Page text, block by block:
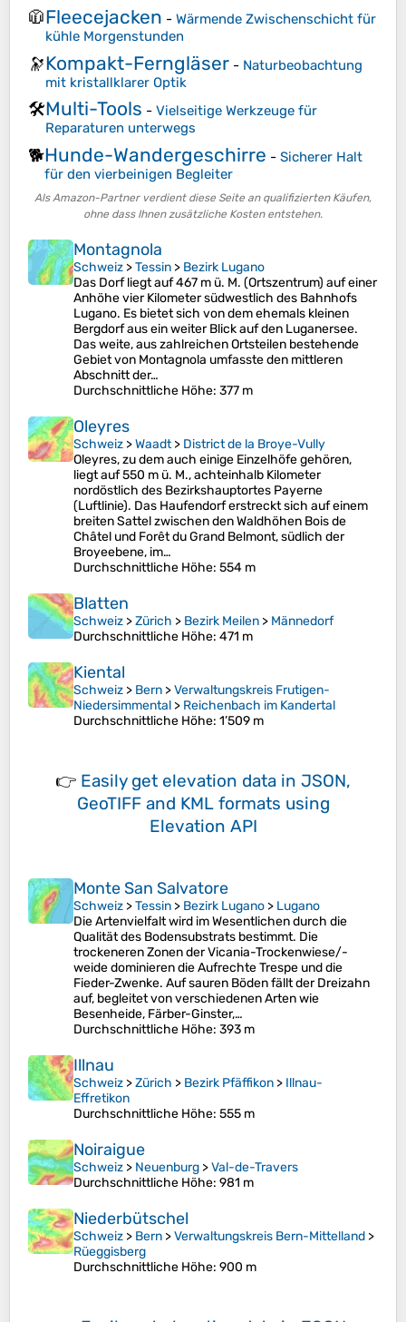
🧥Fleecejacken - Wärmende Zwischenschicht für
kühle Morgenstunden
🔭Kompakt-Ferngläser - Naturbeobachtung
mit kristallklarer Optik
🛠️Multi-Tools - Vielseitige Werkzeuge für
Reparaturen unterwegs
🐕Hunde-Wandergeschirre - Sicherer Halt
für den vierbeinigen Begleiter
Als Amazon-Partner verdient diese Seite an qualifizierten Käufen,
ohne dass Ihnen zusätzliche Kosten entstehen.
Montagnola
Schweiz >Tessin > Bezirk Lugano
Das Dorf liegt auf 467 m ü. M. (Ortszentrum) auf einer
Anhöhe vier Kilometer südwestlich des Bahnhofs
Lugano. Es bietet sich von dem ehemals kleinen
Bergdorf aus ein weiter Blick auf den Luganersee.
Das weite, aus zahlreichen Ortsteilen bestehende
Gebiet von Montagnola umfasste den mittleren
Abschnitt der…
Durchschnittliche Höhe: 377 m
Oleyres
Schweiz >Waadt> District de la Broye-Vully
Oleyres, zu dem auch einige Einzelhöfe gehören,
liegt auf 550 m ü. M., achteinhalb Kilometer
nordöstlich des Bezirkshauptortes Payerne
(Luftlinie). Das Haufendorf erstreckt sich auf einem
breiten Sattel zwischen den Waldhöhen Bois de
Châtel und Forêt du Grand Belmont, südlich der
Broyeebene, im…
Durchschnittliche Höhe: 554 m
Blatten
Schweiz >Zürich > Bezirk Meilen > Männedorf
Durchschnittliche Höhe: 471 m
Kiental
Schweiz > Bern >Verwaltungskreis Frutigen-
Niedersimmental > Reichenbach im Kandertal
Durchschnittliche Höhe: 1’509 m
👉 Easily get elevation data in JSON,
GeoTIFF and KML formats using
Elevation API
Monte San Salvatore
Schweiz >Tessin > Bezirk Lugano > Lugano
Die Artenvielfalt wird im Wesentlichen durch die
Qualität des Bodensubstrats bestimmt. Die
trockeneren Zonen der Vicania-Trockenwiese/-
weide dominieren die Aufrechte Trespe und die
Fieder-Zwenke. Auf sauren Böden fällt der Dreizahn
auf, begleitet von verschiedenen Arten wie
Besenheide, Färber-Ginster,…
Durchschnittliche Höhe: 393 m
Illnau
Schweiz >Zürich > Bezirk Pfäffikon > Illnau-
Effretikon
Durchschnittliche Höhe: 555 m
Noiraigue
Schweiz > Neuenburg >Val-de-Travers
Durchschnittliche Höhe: 981 m
Niederbütschel
Schweiz > Bern >Verwaltungskreis Bern-Mittelland >
Rüeggisberg
Durchschnittliche Höhe: 900 m